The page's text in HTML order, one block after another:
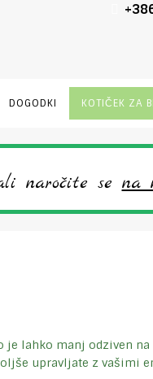
DOGODKI KOTIČEK ZA
naročite sena
lahko manj odziven
upravljate z vašimi